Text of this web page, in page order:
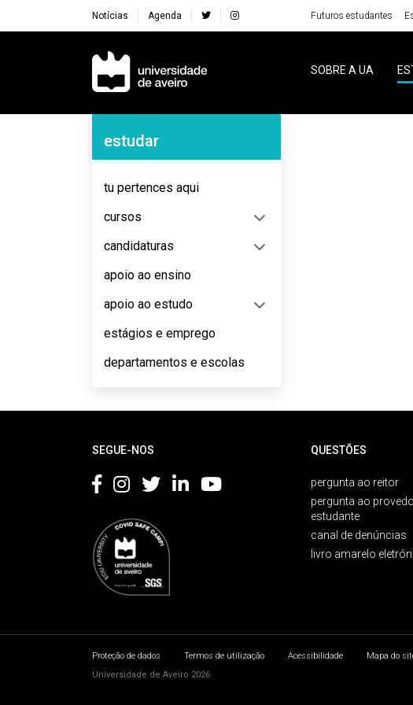
Notícias Agenda Futuros estudantes
Navegação Principal
SOBRE A UA
Navegação Lateral
estudar
tu pertences aqui
cursos
candidaturas
apoio ao ensino
apoio ao estudo
estágios e emprego
departamentos e escolas
SEGUE-NOS QUESTÕES
pergunta ao reitor
pergunta ao
estudante
canal de denúncias
livro amarelo
Proteção de dados Termos de utilização Acessibilidade
Mapa do
Universidade de Aveiro 2026